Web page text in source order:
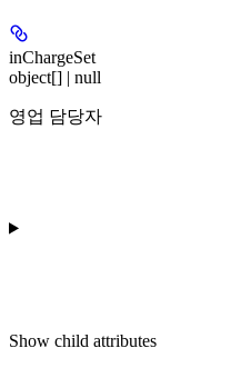
inChargeSet
object[] | null
영업 담당자
Show child attributes